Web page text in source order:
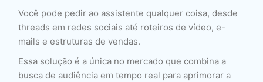
Você pode pedir ao assistente qualquer coisa, desde
threads em redes sociais até roteiros de vídeo, e-
mails e estruturas de vendas.
Essa solução é a única no mercado que combina a
busca de audiência em tempo real para aprimorar a